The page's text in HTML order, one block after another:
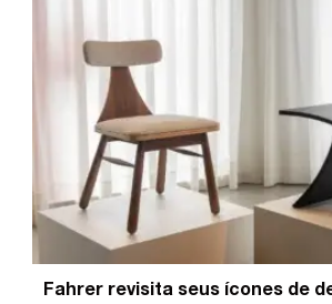
Fahrer revisita seus ícones de